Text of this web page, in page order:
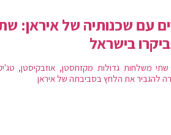
עם שכנותיה של איראן:
בישראל
משלחות גדולות מקזחסטן, אוזבקיסטן,
להגביר את הלחץ בסביבתה של איראן